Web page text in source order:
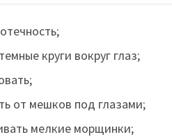
круги вокруг глаз;
от мешков под глазами;
мелкие морщинки;